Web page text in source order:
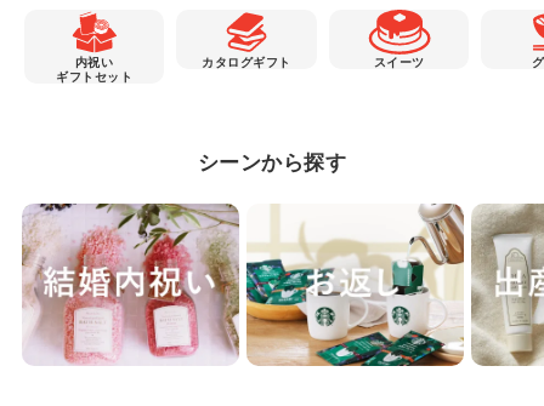
内祝い
ギフトセット
カタログギフト スイーツ
シーンから探す